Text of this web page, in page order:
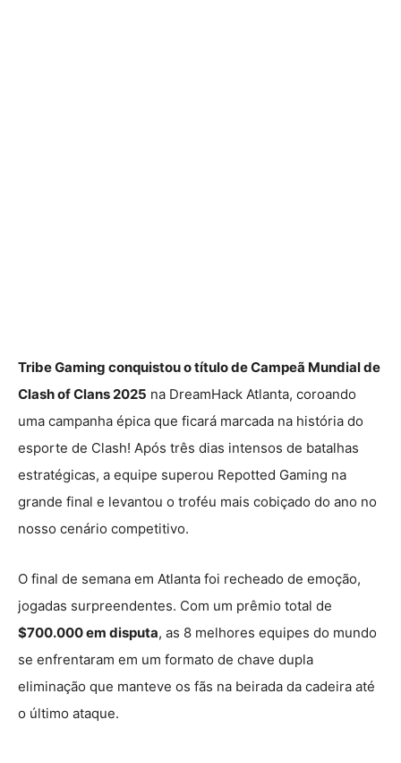
Tribe Gaming conquistou o título de Campeã Mundial de
Clash of Clans 2025 na DreamHack Atlanta, coroando
uma campanha épica que ficará marcada na história do
esporte de Clash! Após três dias intensos de batalhas
estratégicas, a equipe superou Repotted Gaming na
grande final e levantou o troféu mais cobiçado do ano no
nosso cenário competitivo.
O final de semana em Atlanta foi recheado de emoção,
jogadas surpreendentes. Com um prêmio total de
$700.000 em disputa, as 8 melhores equipes do mundo
se enfrentaram em um formato de chave dupla
eliminação que manteve os fãs na beirada da cadeira até
o último ataque.